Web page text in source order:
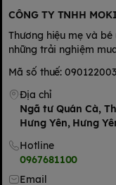
CÔNG TY TNHH
Thương hiệu mẹ và
những trải nghiệm
Mã số thuế:
Địa chỉ
Ngã tư Quán Cà,
Hưng Yên, Hưng
Hotline
0967681100
Email